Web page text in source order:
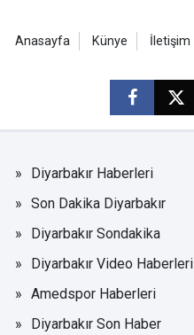
Anasayfa Künye İletişim
Diyarbakır Haberleri
Son Dakika Diyarbakır
Diyarbakır Sondakika
Diyarbakır Video Haberleri
Amedspor Haberleri
Diyarbakır Son Haber